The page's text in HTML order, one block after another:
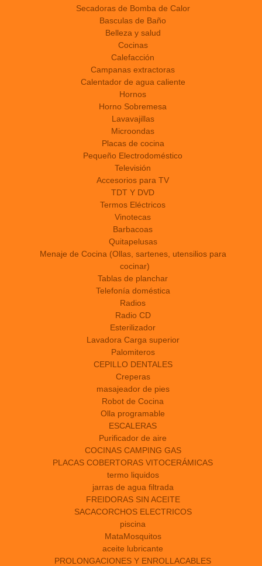
Secadoras de Bomba de Calor
Basculas de Baño
Belleza y salud
Cocinas
Calefacción
Campanas extractoras
Calentador de agua caliente
Hornos
Horno Sobremesa
Lavavajillas
Microondas
Placas de cocina
Pequeño Electrodoméstico
Televisión
Accesorios para TV
TDT Y DVD
Termos Eléctricos
Vinotecas
Barbacoas
Quitapelusas
Menaje de Cocina (Ollas, sartenes, utensilios para
cocinar)
Tablas de planchar
Telefonía doméstica
Radios
Radio CD
Esterilizador
Lavadora Carga superior
Palomiteros
CEPILLO DENTALES
Creperas
masajeador de pies
Robot de Cocina
Olla programable
ESCALERAS
Purificador de aire
COCINAS CAMPING GAS
PLACAS COBERTORAS VITOCERÁMICAS
termo liquidos
jarras de agua filtrada
FREIDORAS SIN ACEITE
SACACORCHOS ELECTRICOS
piscina
MataMosquitos
aceite lubricante
PROLONGACIONES Y ENROLLACABLES